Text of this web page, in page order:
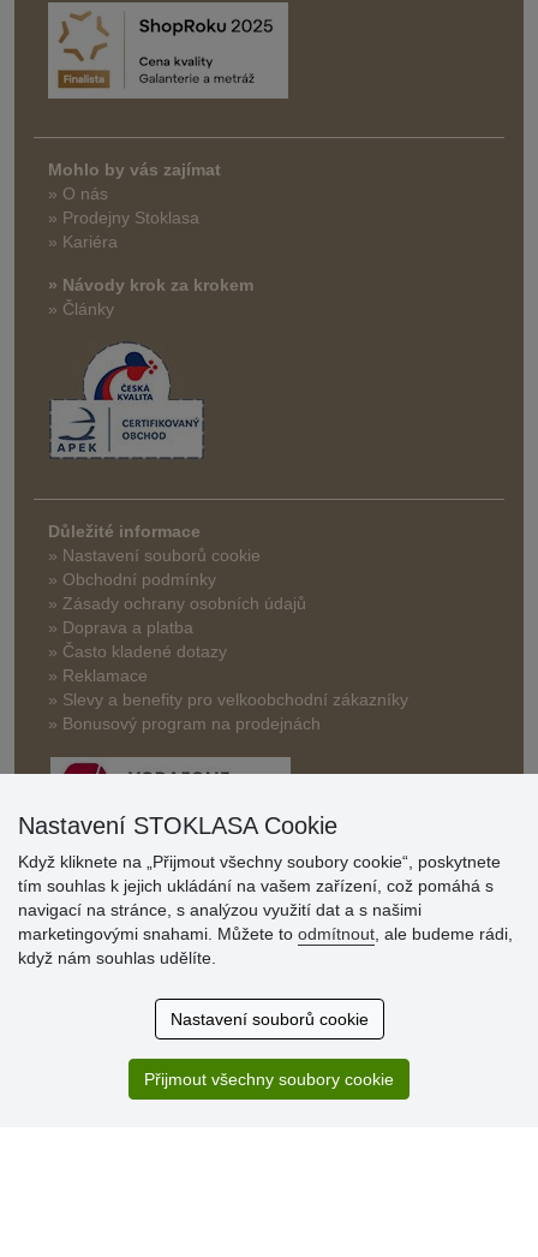
Mohlo by vás zajímat
» O nás
» Prodejny Stoklasa
» Kariéra
» Návody krok za krokem
» Články
Důležité informace
» Nastavení souborů cookie
» Obchodní podmínky
» Zásady ochrany osobních údajů
» Doprava a platba
» Často kladené dotazy
» Reklamace
» Slevy a benefity pro velkoobchodní zákazníky
» Bonusový program na prodejnách
Hodnocení
zákazníků
Super obchod, kvalitní zboží za slušné ceny. Vřele
Sortiment za fajn ceny a hlavně super rychlé dodání. Moc
Nastavení STOKLASA Cookie
Když kliknete na „Přijmout všechny soubory cookie“, poskytnete
tím souhlas k jejich ukládání na vašem zařízení, což pomáhá s
navigací na stránce, s analýzou využití dat a s našimi
marketingovými snahami. Můžete to odmítnout , ale budeme rádi,
když nám souhlas udělíte.
Nastavení souborů cookie
Přijmout všechny soubory cookie